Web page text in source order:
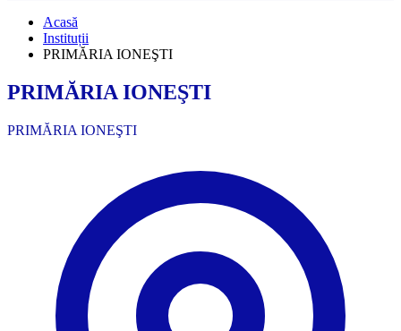
Acasă
Instituții
PRIMĂRIA IONEŞTI
PRIMĂRIA IONEŞTI
PRIMĂRIA IONEŞTI